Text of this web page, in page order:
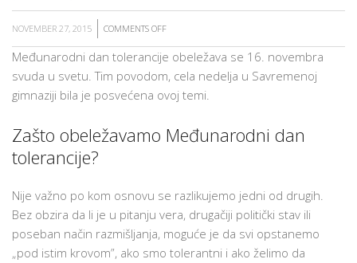
NOVEMBER 27, 2015 COMMENTS OFF
MEĐUNARODNI
TOLERANCIJE
Međunarodni dan tolerancije obeležava se 16. novembra
svuda u svetu. Tim povodom, cela nedelja u Savremenoj
gimnaziji bila je posvećena ovoj temi.
Zašto obeležavamo Međunarodni dan
tolerancije?
Nije važno po kom osnovu se razlikujemo jedni od drugih.
Bez obzira da li je u pitanju vera, drugačiji politički stav ili
poseban način razmišljanja, moguće je da svi opstanemo
„pod istim krovom”, ako smo tolerantni i ako želimo da